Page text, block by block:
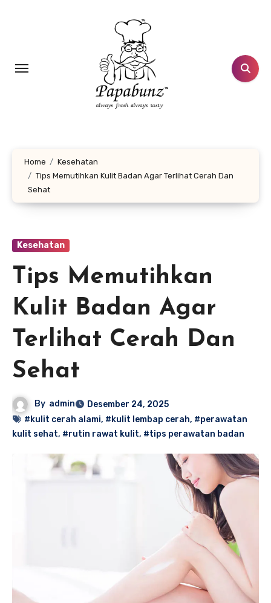
Home
Kesehatan
Tips Memutihkan Kulit Badan Agar Terlihat Cerah Dan
Sehat
Kesehatan
Tips Memutihkan
Kulit Badan Agar
Terlihat Cerah Dan
Sehat
By admin
Desember 24, 2025
#kulit cerah alami, #kulit lembap cerah, #perawatan
kulit sehat, #rutin rawat kulit, #tips perawatan badan